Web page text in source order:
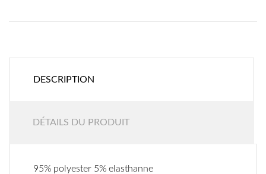
DESCRIPTION
DÉTAILS DU PRODUIT
95% polyester 5% elasthanne